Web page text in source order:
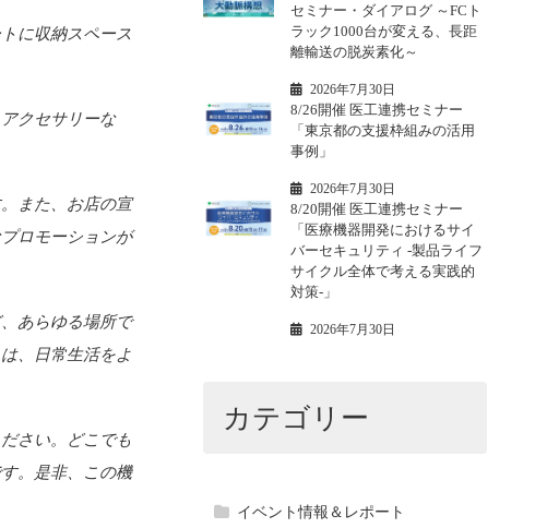
に収納スペース
クセサリーな
また、お店の宣
ロモーションが
あらゆる場所で
、日常生活をよ
さい。どこでも
。是非、この機
セミナー・ダイアログ ～FCト
ラック1000台が変える、長距
離輸送の脱炭素化～
2026年7月30日
8/26開催 医工連携セミナー
「東京都の支援枠組みの活用
事例」
2026年7月30日
8/20開催 医工連携セミナー
「医療機器開発におけるサイ
バーセキュリティ -製品ライフ
サイクル全体で考える実践的
対策-」
2026年7月30日
カテゴリー
イベント情報＆レポート